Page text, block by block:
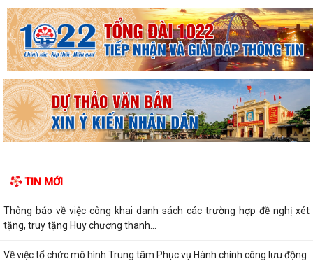
TIN MỚI
dữ liệu chuyên ngành y tế của...
KHAI MẠC KỲ HỌP THƯỜNG LỆ GIỮA NĂM 2026 HỘI ĐỒNG NHÂN DÂN
PHƯỜNG THỦY NGUYÊN KHÓA II, NHIỆM KỲ 2026...
Thông tin báo chí về việc tổ chức cưỡng chế thu hồi đất để thực hiện
Dự án đầu tư xây dựng tuyến...
Thông báo Cưỡng chế thu hồi đất thực hiện Dự án đầu tư xây dựng
tuyến đường từ khu đô thị Bắc sông...
sở dữ liệu đất đai trên địa bàn...
Thông báo về việc công khai danh sách các trường hợp đề nghị xét
tặng, truy tặng Huy chương thanh...
Về việc tổ chức mô hình Trung tâm Phục vụ Hành chính công lưu động